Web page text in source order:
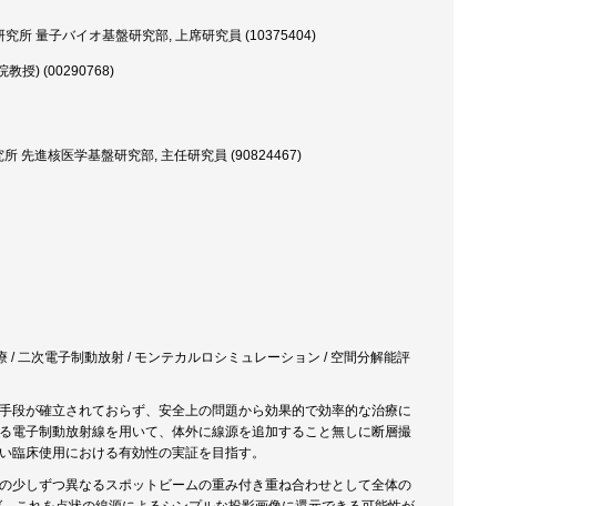
所 量子バイオ基盤研究部, 上席研究員 (10375404)
教授) (00290768)
先進核医学基盤研究部, 主任研究員 (90824467)
二次電子制動放射 / モンテカルロシミュレーション / 空間分解能評
が確立されておらず、安全上の問題から効果的で効率的な治療に
電子制動放射線を用いて、体外に線源を追加すること無しに断層撮
床使用における有効性の実証を目指す。
少しずつ異なるスポットビームの重み付き重ね合わせとして全体の